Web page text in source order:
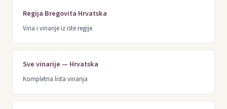
Regija Bregovita Hrvatska
Vina i vinarije iz iste regije
Sve vinarije — Hrvatska
Kompletna lista vinarija